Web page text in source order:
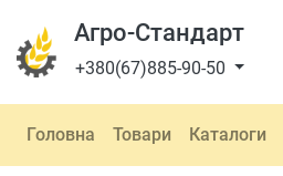
Агро-Стандарт
+380(67)885-90-50
Головна Товари Каталоги